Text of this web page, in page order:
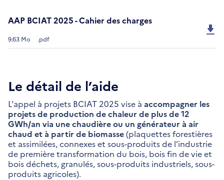
AAP BCIAT 2025 - Cahier des charges
9.63 Mo .pdf
Le détail de l’aide
L'appel à projets BCIAT 2025 vise à accompagner les
projets de production de chaleur de plus de 12
GWh/an via une chaudière ou un générateur à air
chaud et à partir de biomasse(plaquettes forestières
et assimilées, connexes et sous-produits de l’industrie
de première transformation du bois, bois fin de vie et
bois déchets, granulés, sous-produits industriels, sous-
produits agricoles).